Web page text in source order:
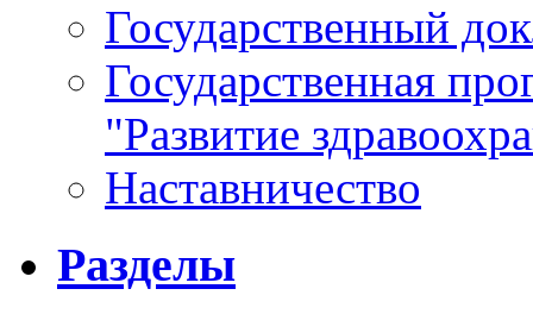
Государственный
Государственная
"Развитие
Наставничество
Разделы